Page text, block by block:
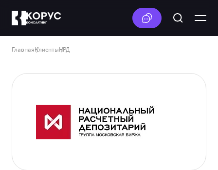
ГлавнаяКлиентыНРД